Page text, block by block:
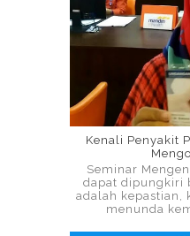
Kenali Penyakit
Seminar
dapat dipungkiri
adalah kepastian,
menunda